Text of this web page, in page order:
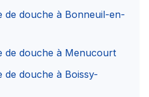
de douche à Bonneuil-en-
de douche à Menucourt
de douche à Boissy-